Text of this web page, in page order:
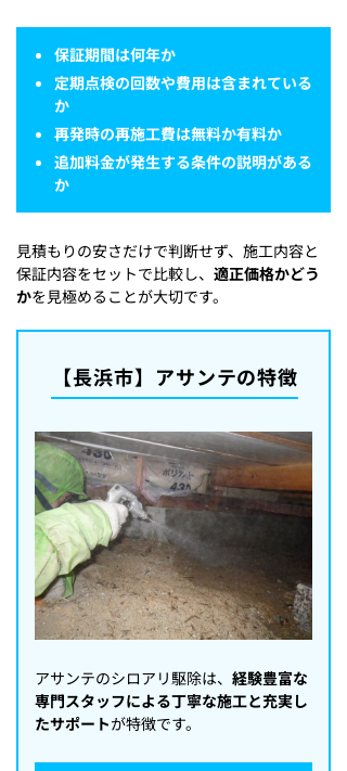
保証期間は何年か
定期点検の回数や費用は含まれている
か
再発時の再施工費は無料か有料か
追加料金が発生する条件の説明がある
か
見積もりの安さだけで判断せず、施工内容と
保証内容をセットで比較し、 適正価格かどう
かを見極めることが大切です。
【長浜市】アサンテの特徴
アサンテのシロアリ駆除は、 経験豊富な
専門スタッフによる丁寧な施工と充実し
たサポートが特徴です。